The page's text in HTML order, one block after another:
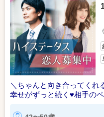
＼ちゃんと向き合ってくれ
幸せがずっと続く♥相手の